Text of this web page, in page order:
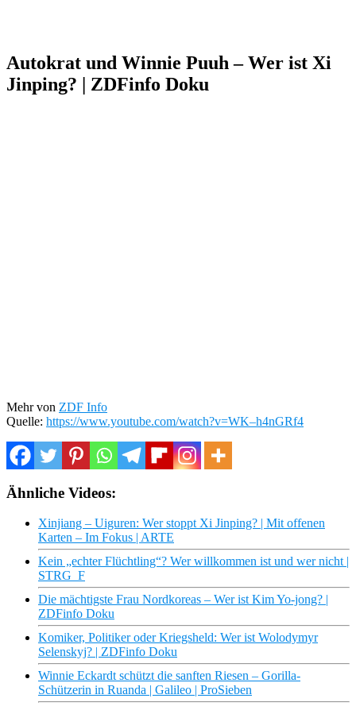
Autokrat und Winnie Puuh – Wer ist Xi
Jinping? | ZDFinfo Doku
Mehr von ZDF Info
Quelle: https://www.youtube.com/watch?v=WK–h4nGRf4
Ähnliche Videos:
Xinjiang – Uiguren: Wer stoppt Xi Jinping? | Mit offenen
Karten – Im Fokus | ARTE
Kein „echter Flüchtling“? Wer willkommen ist und wer nicht |
STRG_F
Die mächtigste Frau Nordkoreas – Wer ist Kim Yo-jong? |
ZDFinfo Doku
Komiker, Politiker oder Kriegsheld: Wer ist Wolodymyr
Selenskyj? | ZDFinfo Doku
Winnie Eckardt schützt die sanften Riesen – Gorilla-
Schützerin in Ruanda | Galileo | ProSieben